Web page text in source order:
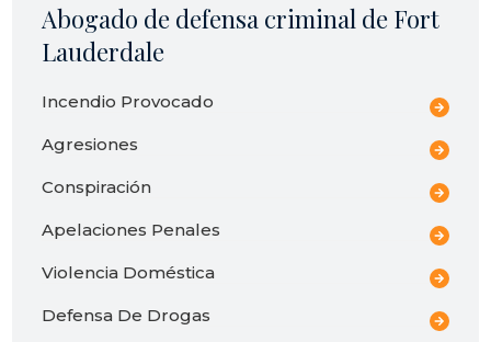
Abogado de defensa criminal de Fort
Lauderdale
Incendio Provocado
Agresiones
Conspiración
Apelaciones Penales
Violencia Doméstica
Defensa De Drogas